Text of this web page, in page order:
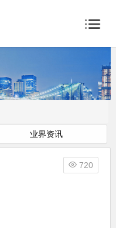
业界资讯
720